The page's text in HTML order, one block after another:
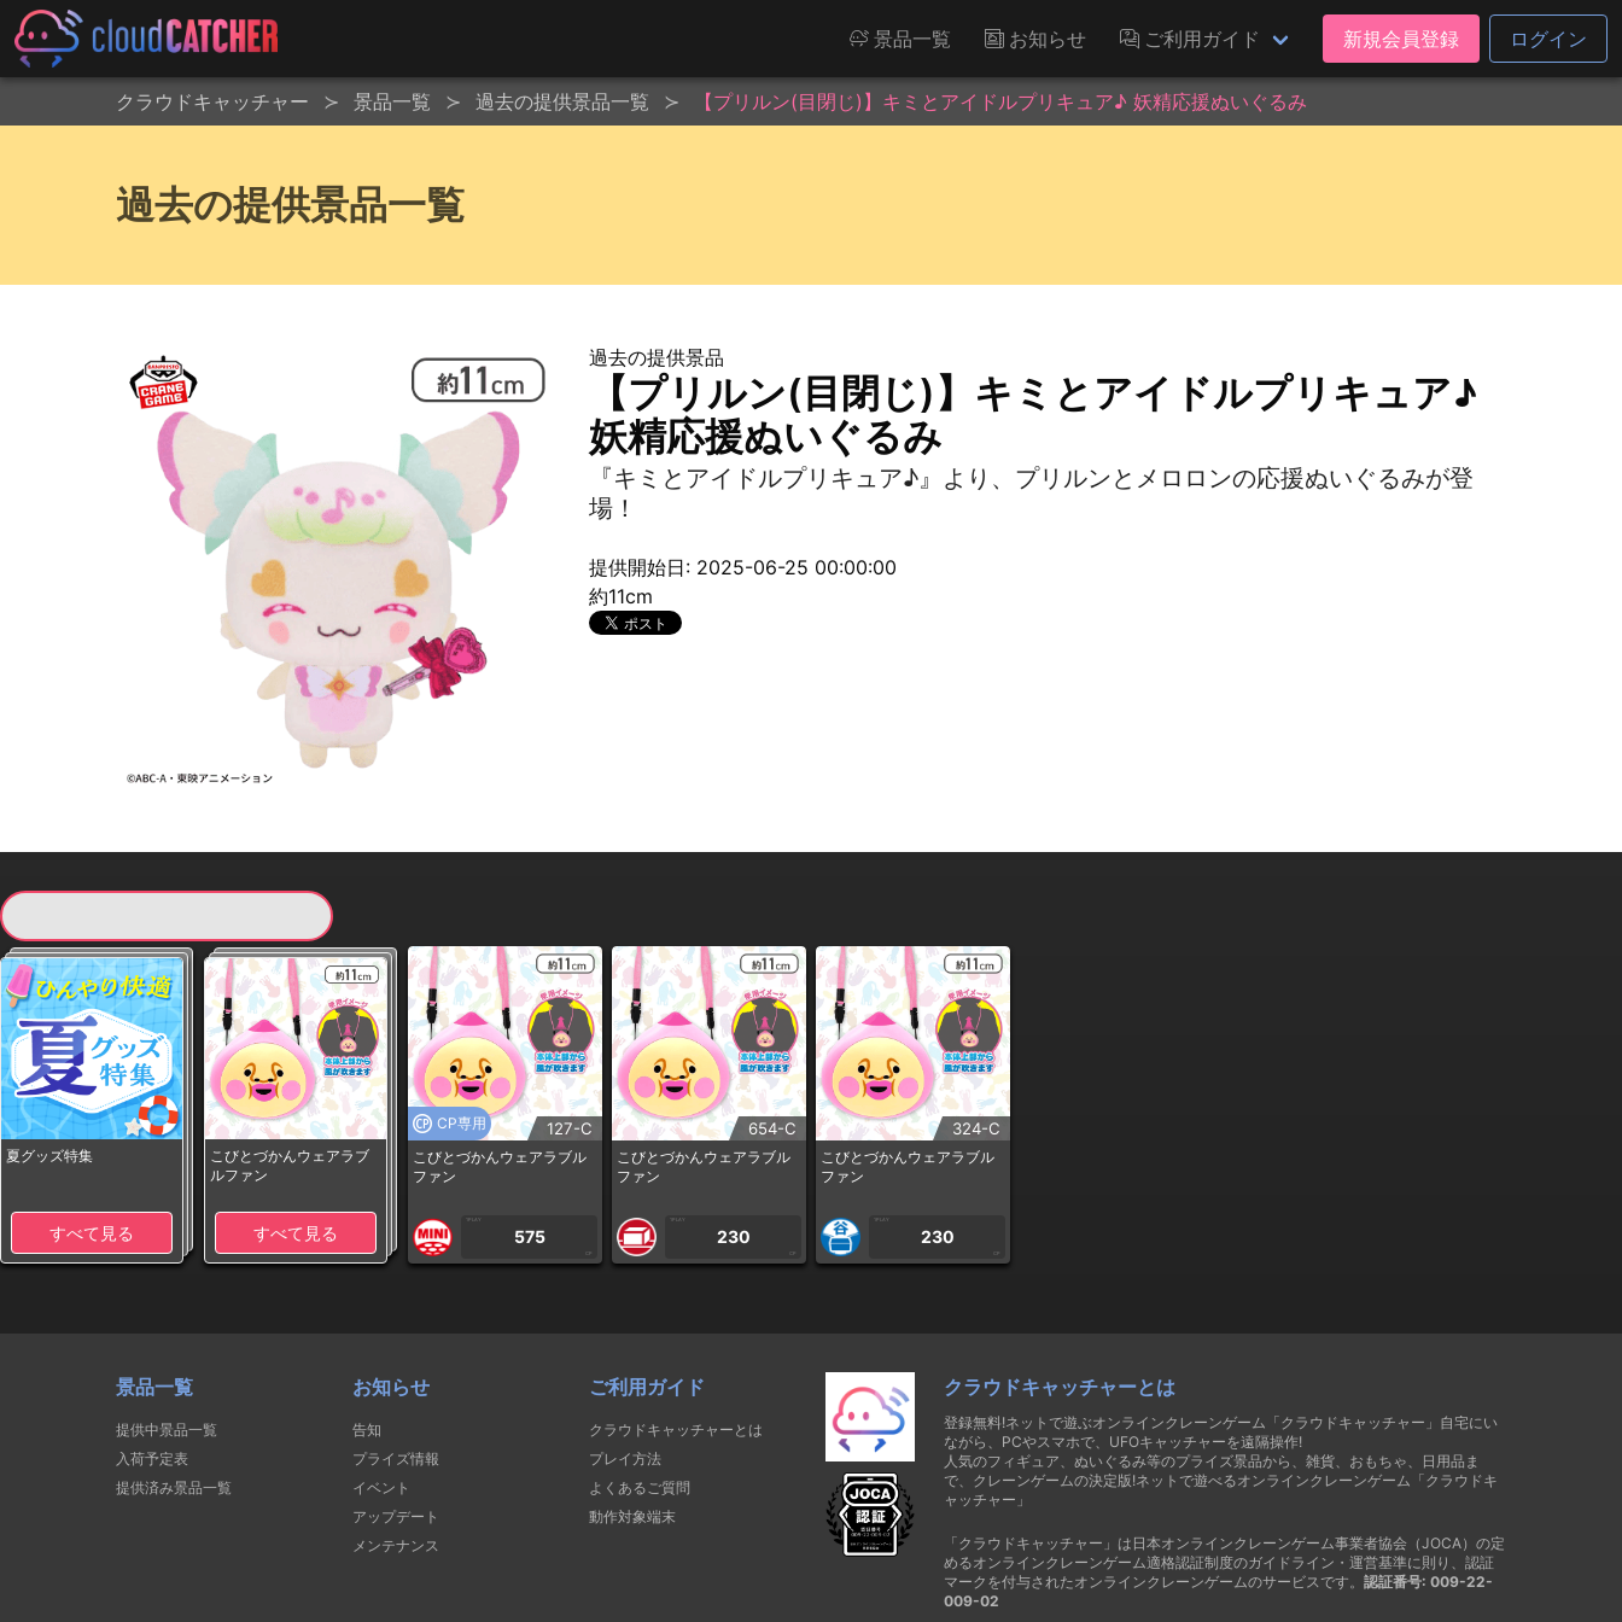
景品一覧 お知らせ ご利用ガイド 新規会員登録 ログイン
クラウドキャッチャー 景品一覧 過去の提供景品一覧 【プリルン(目閉じ)】キミとアイドルプリキュア♪ 妖精応援ぬいぐるみ
過去の提供景品一覧
過去の提供景品
【プリルン(目閉じ)】キミとアイドルプリキュア♪
妖精応援ぬいぐるみ
『キミとアイドルプリキュア♪』より、プリルンとメロロンの応援ぬいぐるみが登
場！
提供開始日: 2025-06-25 00:00:00
約11cm
夏グッズ特集
すべて見る
こびとづかんウェアラブ
ルファン
すべて見る
CP専用 127-C
こびとづかんウェアラブル
ファン
1PLAY
575
CP
654-C
こびとづかんウェアラブル
ファン
1PLAY
230
CP
324-C
こびとづかんウェアラブル
ファン
1PLAY
230
CP
景品一覧
提供中景品一覧
入荷予定表
提供済み景品一覧
お知らせ
告知
プライズ情報
イベント
アップデート
メンテナンス
ご利用ガイド
クラウドキャッチャーとは
プレイ方法
よくあるご質問
動作対象端末
クラウドキャッチャーとは
登録無料!ネットで遊ぶオンラインクレーンゲーム「クラウドキャッチャー」自宅にい
ながら、PCやスマホで、UFOキャッチャーを遠隔操作!
人気のフィギュア、ぬいぐるみ等のプライズ景品から、雑貨、おもちゃ、日用品ま
で、クレーンゲームの決定版!ネットで遊べるオンラインクレーンゲーム「クラウドキ
ャッチャー」
「クラウドキャッチャー」は日本オンラインクレーンゲーム事業者協会（JOCA）の定
めるオンラインクレーンゲーム適格認証制度のガイドライン・運営基準に則り、認証
マークを付与されたオンラインクレーンゲームのサービスです。 認証番号: 009-22-
009-02